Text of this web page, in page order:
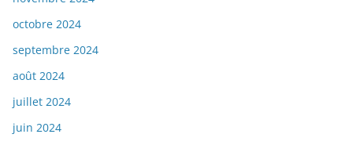
octobre 2024
septembre 2024
août 2024
juillet 2024
juin 2024